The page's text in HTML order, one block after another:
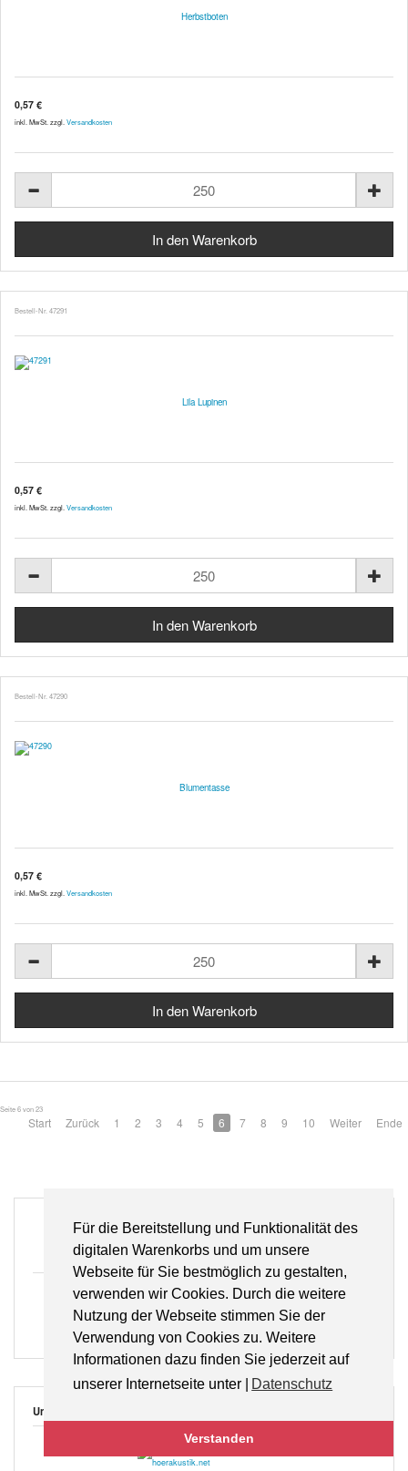
Für die Bereitstellung und Funktionalität des
digitalen Warenkorbs und um unsere
Webseite für Sie bestmöglich zu gestalten,
verwenden wir Cookies. Durch die weitere
Nutzung der Webseite stimmen Sie der
Verwendung von Cookies zu. Weitere
Informationen dazu finden Sie jederzeit auf
unserer Internetseite unter |
Datenschutz
Verstanden
Herbstboten
0,57 €
inkl. MwSt. zzgl. Versandkosten
Bestell-Nr. 47291
Lila Lupinen
0,57 €
inkl. MwSt. zzgl. Versandkosten
Bestell-Nr. 47290
Blumentasse
0,57 €
inkl. MwSt. zzgl. Versandkosten
Seite 6 von 23
Start Zurück 1 2 3 4 5 6 7 8 9 10 Weiter Ende
Gratisversand
für Bücher innerhalb Deutschlands
Lieferung auf Rechnung
Wir bieten Ihnen die bequeme Lieferung auf Rechnung (Neukunden bis zu einem
Bestellwert von 150,- €)
Unsere Fachportale